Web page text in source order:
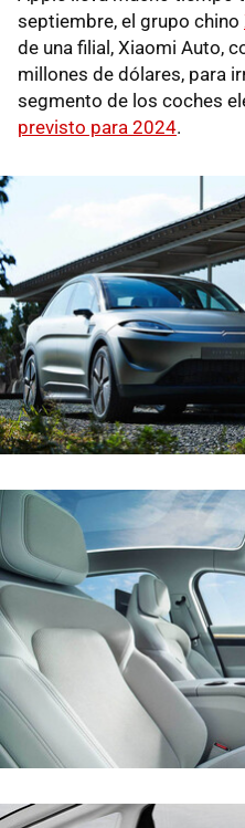
septiembre, el grupo chino
de una filial, Xiaomi Auto,
millones de dólares, para
segmento de los coches
previsto para 2024.